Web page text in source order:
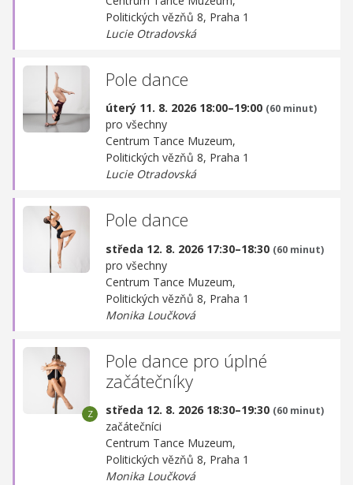
Politických vězňů 8, Praha 1
Lucie Otradovská
Pole dance
úterý 11. 8. 2026 18:00–19:00 (60 minut)
pro všechny
Centrum Tance Muzeum,
Politických vězňů 8, Praha 1
Lucie Otradovská
Pole dance
středa 12. 8. 2026 17:30–18:30 (60 minut)
pro všechny
Centrum Tance Muzeum,
Politických vězňů 8, Praha 1
Monika Loučková
Pole dance pro úplné
začátečníky
středa 12. 8. 2026 18:30–19:30 (60 minut)
začátečníci
Centrum Tance Muzeum,
Politických vězňů 8, Praha 1
Monika Loučková